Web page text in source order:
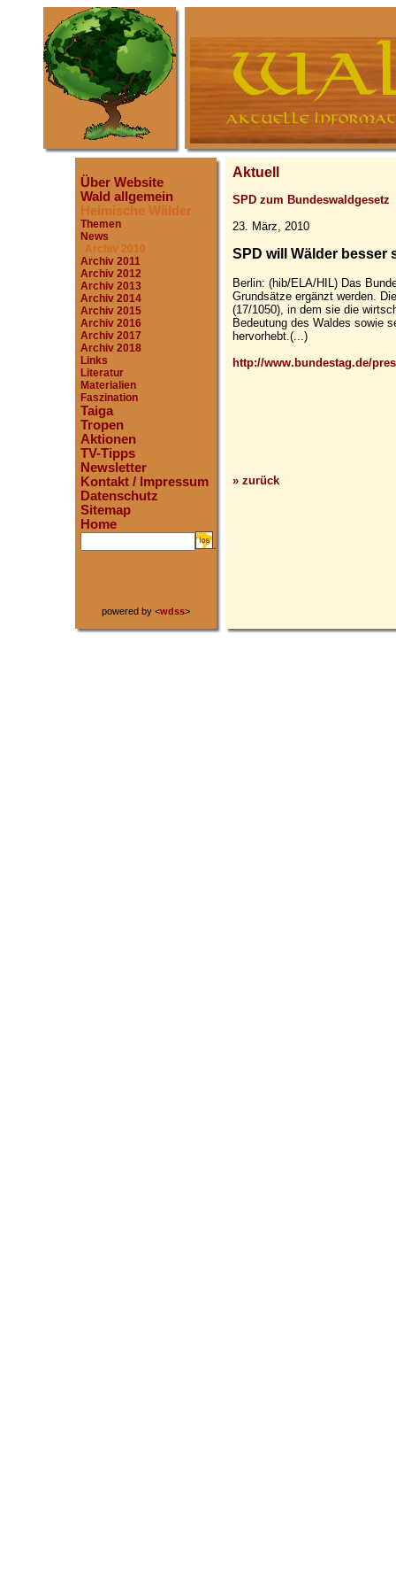
Über Website
Wald allgemein
Heimische Wälder
Themen
News
Archiv 2010
Archiv 2011
Archiv 2012
Archiv 2013
Archiv 2014
Archiv 2015
Archiv 2016
Archiv 2017
Archiv 2018
Links
Literatur
Materialien
Faszination
Taiga
Tropen
Aktionen
TV-Tipps
Newsletter
Kontakt / Impressum
Datenschutz
Sitemap
Home
.
powered by <wdss>
Aktuell
SPD zum Bundeswaldgesetz
23. März, 2010
SPD will Wälder besser
Berlin: (hib/ELA/HIL) Das
Grundsätze ergänzt werden.
(17/1050), in dem sie die
Bedeutung des Waldes sowie
hervorhebt.(...)
http://www.bundestag.de/
» zurück